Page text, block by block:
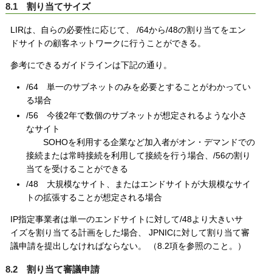
8.1 割り当てサイズ
LIRは、自らの必要性に応じて、 /64から/48の割り当てをエン
ドサイトの顧客ネットワークに行うことができる。
参考にできるガイドラインは下記の通り。
/64 単一のサブネットのみを必要とすることがわかってい
る場合
/56 今後2年で数個のサブネットが想定されるような小さ
なサイト
SOHOを利用する企業など加入者がオン・デマンドでの
接続または常時接続を利用して接続を行う場合、/56の割り
当てを受けることができる
/48 大規模なサイト、またはエンドサイトが大規模なサイ
トの拡張することが想定される場合
IP指定事業者は単一のエンドサイトに対して/48より大きいサ
イズを割り当てる計画をした場合、 JPNICに対して割り当て審
議申請を提出しなければならない。 （8.2項を参照のこと。）
8.2 割り当て審議申請